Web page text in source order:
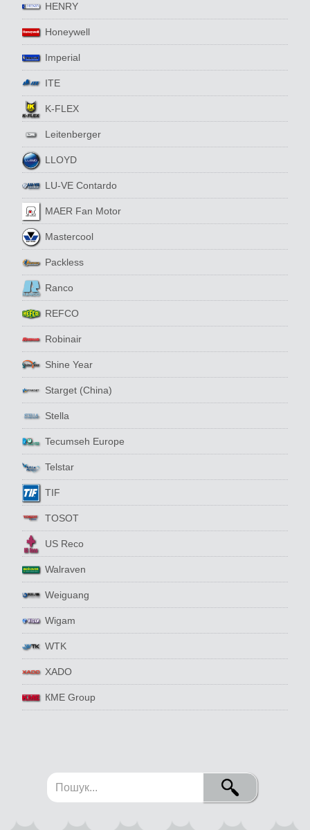
HENRY
Honeywell
Imperial
ITE
K-FLEX
Leitenberger
LLOYD
LU-VE Contardo
MAER Fan Motor
Mastercool
Packless
Ranco
REFCO
Robinair
Shine Year
Starget (China)
Stella
Tecumseh Europe
Telstar
TIF
TOSOT
US Reco
Walraven
Weiguang
Wigam
WTK
XADO
КМЕ Group